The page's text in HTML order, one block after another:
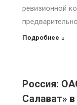
ревизионной
Подробнее
Россия:
Салават»